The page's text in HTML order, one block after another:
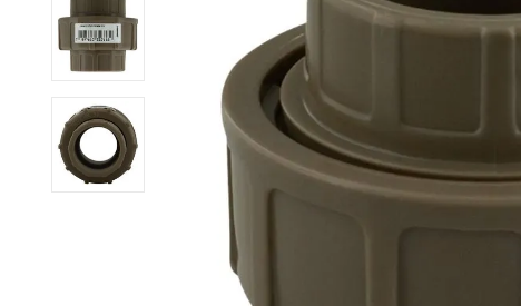
banheiro
7º luminária
9º varal
10º caneca